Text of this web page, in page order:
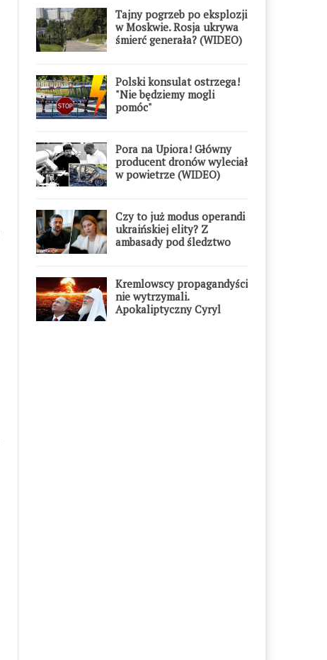
Tajny pogrzeb po eksplozji
w Moskwie. Rosja ukrywa
śmierć generała? (WIDEO)
Polski konsulat ostrzega!
"Nie będziemy mogli
pomóc"
Pora na Upiora! Główny
producent dronów wyleciał
w powietrze (WIDEO)
Czy to już modus operandi
ukraińskiej elity? Z
ambasady pod śledztwo
Kremlowscy propagandyści
nie wytrzymali.
Apokaliptyczny Cyryl